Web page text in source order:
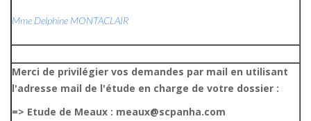
Mme Delphine MONTACLAIR
Merci de privilégier vos demandes par mail en utilisant
l'adresse mail de l'étude en charge de votre dossier :
=> Etude de Meaux : meaux@scpanha.com